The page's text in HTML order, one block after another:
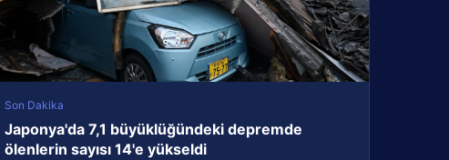
Son Dakika
Japonya'da 7,1 büyüklüğündeki depremde
ölenlerin sayısı 14'e yükseldi